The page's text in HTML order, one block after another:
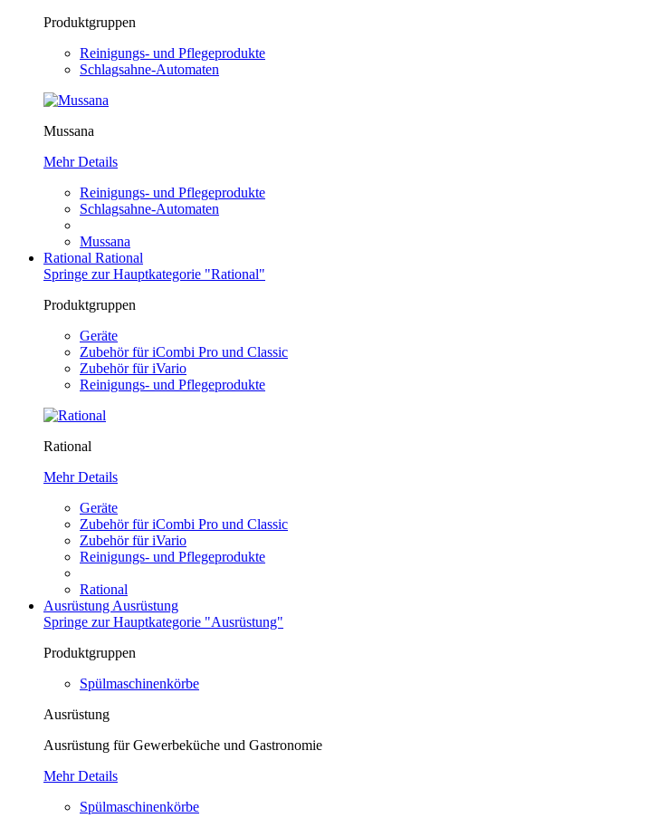
Produktgruppen
Reinigungs- und Pflegeprodukte
Schlagsahne-Automaten
Mussana
Mehr Details
Reinigungs- und Pflegeprodukte
Schlagsahne-Automaten
Mussana
Rational Rational
Springe zur Hauptkategorie "Rational"
Produktgruppen
Geräte
Zubehör für iCombi Pro und Classic
Zubehör für iVario
Reinigungs- und Pflegeprodukte
Rational
Mehr Details
Geräte
Zubehör für iCombi Pro und Classic
Zubehör für iVario
Reinigungs- und Pflegeprodukte
Rational
Ausrüstung Ausrüstung
Springe zur Hauptkategorie "Ausrüstung"
Produktgruppen
Spülmaschinenkörbe
Ausrüstung
Ausrüstung für Gewerbeküche und Gastronomie
Mehr Details
Spülmaschinenkörbe